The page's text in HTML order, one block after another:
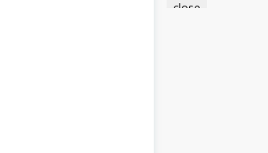
close